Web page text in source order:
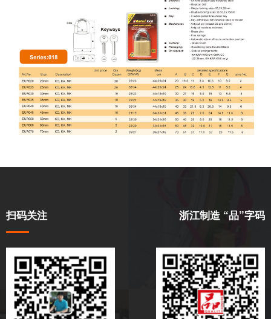
扫码关注 浙江制造 “品”字码